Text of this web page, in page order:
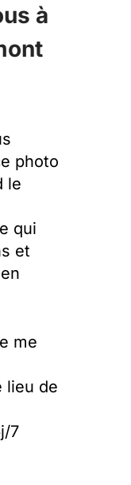
à
photo
le
qui
et
me
lieu de
7